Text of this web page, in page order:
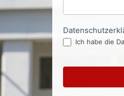
Ich habe die